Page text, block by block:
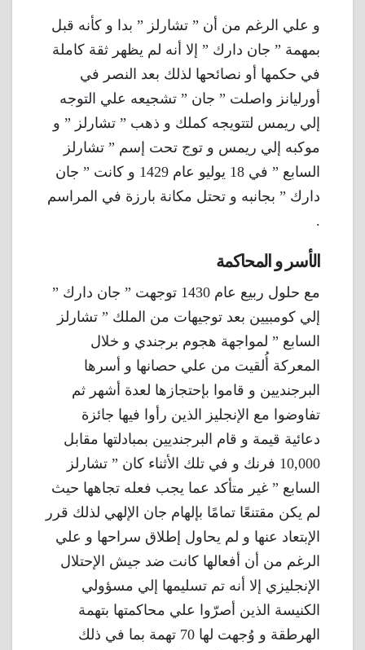
و علي الرغم من أن ” تشارلز ” بدا و كأنه قبل
بمهمة ” جان دارك ” إلا أنه لم يظهر ثقة كاملة
في حكمها أو نصائحها لذلك بعد النصر في
أورليانز واصلت ” جان ” تشجيعه علي التوجه
إلي ريمس لتتويجه كملك و ذهب ” تشارلز ” و
موكبه إلي ريمس و توج تحت إسم ” تشارلز
السابع ” في 18 يوليو عام 1429 و كانت ” جان
دارك ” بجانبه و تحتل مكانة بارزة في المراسم
.
الأسر و المحاكمة
مع حلول ربيع عام 1430 توجهت ” جان دارك ”
إلي كومبيين بعد توجيهات من الملك ” تشارلز
السابع ” لمواجهة هجوم برجندي و خلال
المعركة أُلقيت من علي حصانها و أسرها
البرجنديين و قاموا بإحتجازها لعدة أشهر ثم
تفاوضوا مع الإنجليز الذين رأوا فيها جائزة
دعائية قيمة و قام البرجنديين بمبادلتها مقابل
10,000 فرنك و في تلك الأثناء كان ” تشارلز
السابع ” غير متأكد عما يجب فعله تجاهها حيث
لم يكن مقتنعًا تمامًا بإلهام جان الإلهي لذلك قرر
الإبتعاد عنها و لم يحاول إطلاق سراحها و علي
الرغم من أن أفعالها كانت ضد جيش الإحتلال
الإنجليزي إلا أنه تم تسليمها إلي مسؤولي
الكنيسة الذين أصرّوا علي محاكمتها بتهمة
الهرطقة و وُجهت لها 70 تهمة بما في ذلك